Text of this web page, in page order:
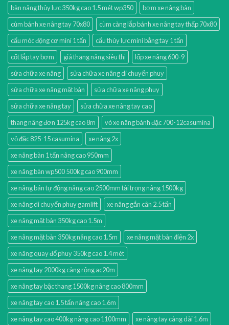
bàn nâng thủy lực 350kg cao 1.5 mét wp350
bơm xe nâng bàn
cùm bánh xe nâng tay 70x80
cùm càng lắp bánh xe nâng tay thấp 70x80
cẩu móc động cơ mini 1 tấn
cẩu thủy lực mini bằng tay 1 tấn
cốt lắp tay bơm
giá thang nâng siêu thị
lốp xe nâng 600-9
sửa chữa xe nâng
sửa chữa xe nâng di chuyển phuy
sửa chữa xe nâng mặt bàn
sửa chữa xe nâng phuy
sửa chữa xe nâng tay
sửa chữa xe nâng tay cao
thang nâng đơn 125kg cao 8m
vỏ xe nâng bánh đặc 700-12casumina
vỏ đặc 825-15 casumina
xe nâng 2x
xe nâng bàn 1 tấn nâng cao 950mm
xe nâng bàn wp500 500kg cao 900mm
xe nâng bán tự động nâng cao 2500mm tải trọng nâng 1500kg
xe nâng di chuyển phuy gamlift
xe nâng gắn cân 2.5 tấn
xe nâng mặt bàn 350kg cao 1.5m
xe nâng mặt bàn 350kg nâng cao 1.5m
xe nâng mặt bàn điện 2x
xe nâng quay đổ phuy 350kg cao 1.4 mét
xe nâng tay 2000kg càng rộng ac20m
xe nâng tay bậc thang 1500kg nâng cao 800mm
xe nâng tay cao 1.5 tấn nâng cao 1.6m
xe nâng tay cao 400kg nâng cao 1100mm
xe nâng tay càng dài 1.6m